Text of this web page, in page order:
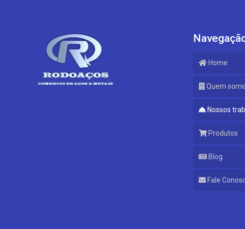
Home
Quem
Nossos
Produtos
Blog
Fale